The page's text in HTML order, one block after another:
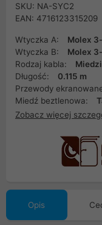
SKU: NA-SYC2
EAN: 4716123315209
Wtyczka A:
Molex
Wtyczka B:
Molex
Rodzaj kabla:
Długość:
0.115 m
Przewody
Miedź beztlenowa:
Zobacz więcej
Opis